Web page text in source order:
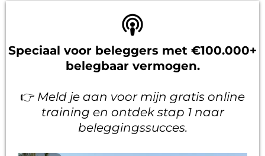
Speciaal voor beleggers met €100.000+
belegbaar vermogen.
👉 Meld je aan voor mijn gratis online
training en ontdek stap 1 naar
beleggingssucces.